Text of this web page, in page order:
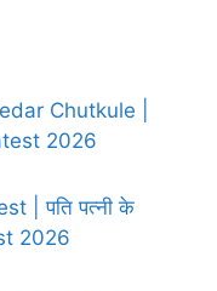
Chutkule |
2026
| पति पत्नी के
2026